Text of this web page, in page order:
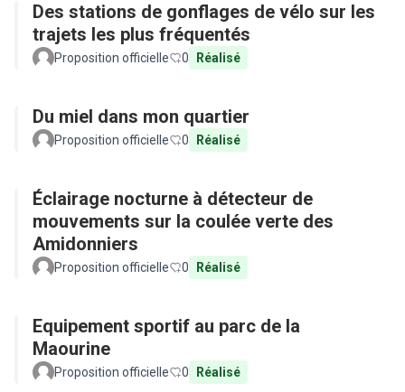
Des stations de gonflages de vélo sur les
trajets les plus fréquentés
Proposition officielle 0 Réalisé
Du miel dans mon quartier
Proposition officielle 0 Réalisé
Éclairage nocturne à détecteur de
mouvements sur la coulée verte des
Amidonniers
Proposition officielle 0 Réalisé
Equipement sportif au parc de la
Maourine
Proposition officielle 0 Réalisé